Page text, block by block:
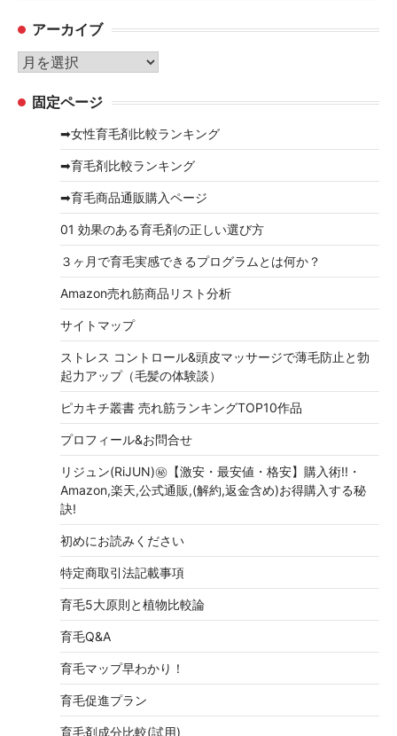
ゴ
リ
ー
アーカイブ
ア
カ 固定ページ
➡女性育毛剤比較ランキング
➡育毛剤比較ランキング
➡育毛商品通販購入ページ
01 効果のある育毛剤の正しい選び方
３ヶ月で育毛実感できるプログラムとは何か？
Amazon売れ筋商品リスト分析
サイトマップ
ストレス コントロール&頭皮マッサージで薄毛防止と勃
起力アップ（毛髪の体験談）
ピカキチ叢書 売れ筋ランキングTOP10作品
プロフィール&お問合せ
リジュン(RiJUN)㊙【激安・最安値・格安】購入術!!・
Amazon,楽天,公式通販,(解約,返金含め)お得購入する秘
訣!
初めにお読みください
特定商取引法記載事項
育毛5大原則と植物比較論
育毛Q&A
育毛マップ早わかり！
育毛促進プラン
育毛剤成分比較(試用)